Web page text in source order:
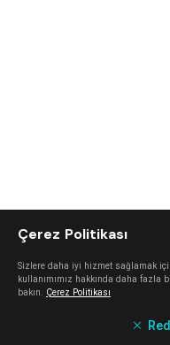
Çerez Politikası
Sizlere daha iyi hizmet sağlamak
kullanımımız hakkında daha
bakın. Çerez Politikası